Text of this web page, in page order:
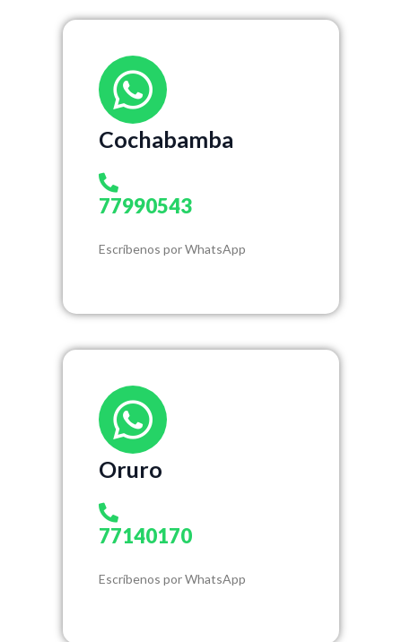
Cochabamba
77990543
Escríbenos por WhatsApp
Oruro
77140170
Escríbenos por WhatsApp